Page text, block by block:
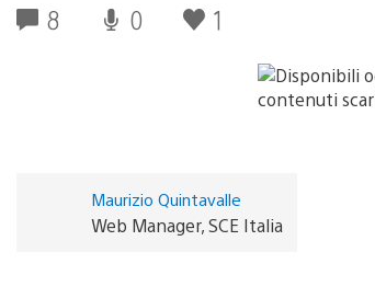
8 0 1
Maurizio Quintavalle
Web Manager, SCE Italia